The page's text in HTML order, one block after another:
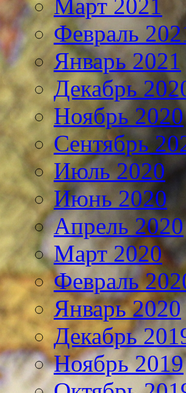
Март 2021
Февраль
Январь 2021
Декабрь
Ноябрь 2020
Сентябрь
Июль 2020
Июнь 2020
Апрель 2020
Март 2020
Февраль
Январь 2020
Декабрь
Ноябрь 2019